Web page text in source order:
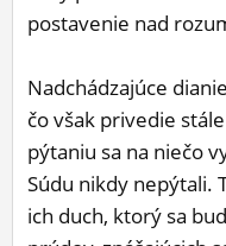
postavenie nad
Nadchádzajúce
čo však privedie
pýtaniu sa na niečo
Súdu nikdy nepýtali.
ich duch, ktorý sa